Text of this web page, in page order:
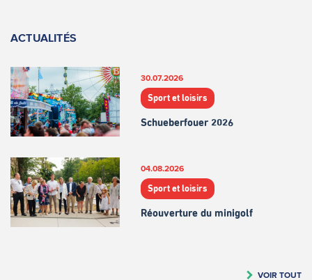
ACTUALITÉS
30.07.2026
Sport et loisirs
Schueberfouer 2026
04.08.2026
Sport et loisirs
Réouverture du minigolf
VOIR TOUT